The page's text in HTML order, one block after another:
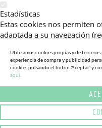
Estadísticas
Estas cookies nos permiten
adaptada a su navegación
consultadas, etc).Al activar
más su experiencia.
Publicitarias
Estas cookies permiten a
mensajes específicos y
Utilizamos cookies propias y de
experiencia de compra y publicidad
cookies pulsando el botón 'Aceptar' y
aqui.